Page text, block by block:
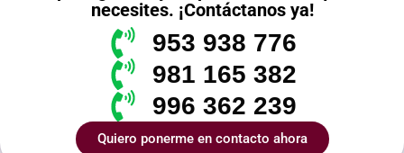
necesites. ¡Contáctanos ya!
953 938 776
981 165 382
996 362 239
Quiero ponerme en contacto ahora